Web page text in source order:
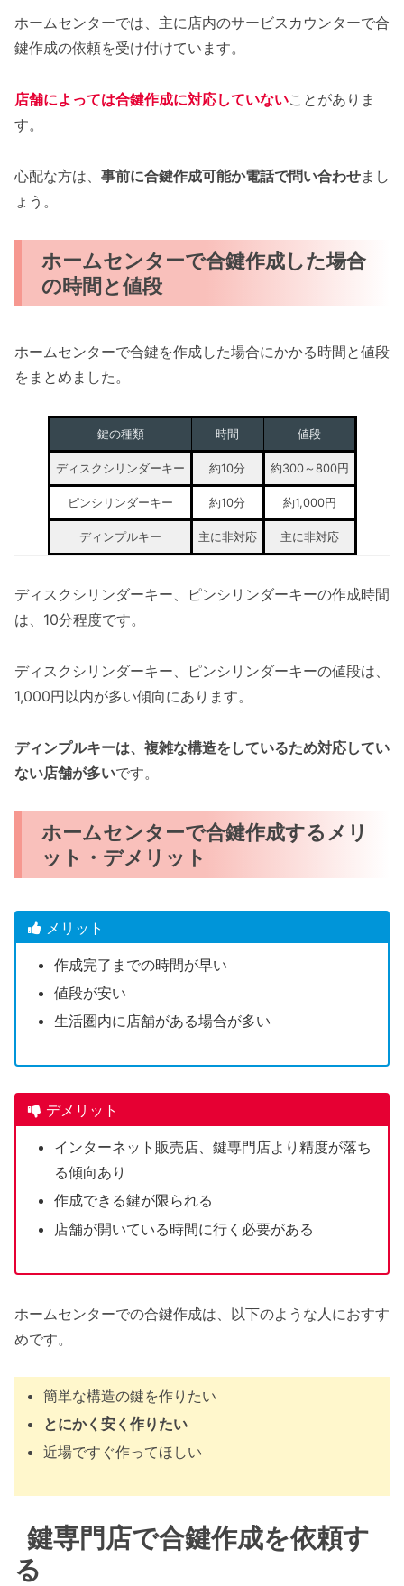
ホームセンターでは、主に店内のサービスカウンターで合
鍵作成の依頼を受け付けています。
店舗によっては合鍵作成に対応していないことがありま
す。
心配な方は、 事前に合鍵作成可能か電話で問い合わせまし
ょう。
ホームセンターで合鍵作成した場合
の時間と値段
ホームセンターで合鍵を作成した場合にかかる時間と値段
をまとめました。
鍵の種類 時間 値段
ディスクシリンダーキー 約10分 約300～800円
ピンシリンダーキー 約10分 約1,000円
ディンプルキー 主に非対応 主に非対応
ディスクシリンダーキー、ピンシリンダーキーの作成時間
は、10分程度です。
ディスクシリンダーキー、ピンシリンダーキーの値段は、
1,000円以内が多い傾向にあります。
ディンプルキーは、複雑な構造をしているため対応してい
ない店舗が多いです。
ホームセンターで合鍵作成するメリ
ット・デメリット
メリット
作成完了までの時間が早い
値段が安い
生活圏内に店舗がある場合が多い
デメリット
インターネット販売店、鍵専門店より精度が落ち
る傾向あり
作成できる鍵が限られる
店舗が開いている時間に行く必要がある
ホームセンターでの合鍵作成は、以下のような人におすす
めです。
簡単な構造の鍵を作りたい
とにかく安く作りたい
近場ですぐ作ってほしい
鍵専門店で合鍵作成を依頼す
る